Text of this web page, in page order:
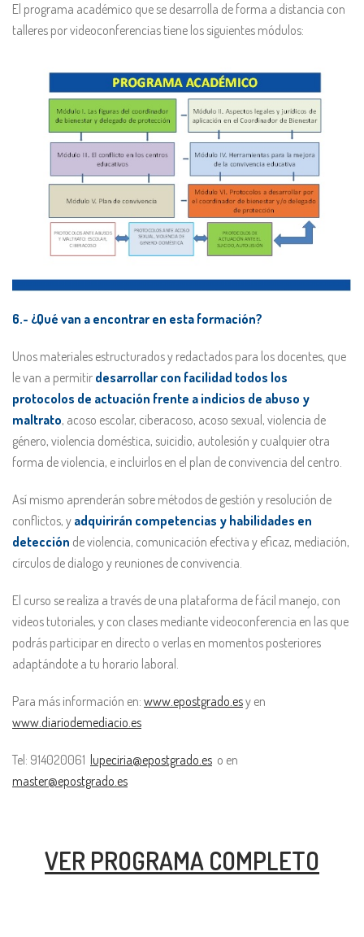
El programa académico que se desarrolla de forma a distancia con
talleres por videoconferencias tiene los siguientes módulos:
6.- ¿Qué van a encontrar en esta formación?
Unos materiales estructurados y redactados para los docentes, que
le van a permitir desarrollar con facilidad todos los
protocolos de actuación frente a indicios de abuso y
maltrato, acoso escolar, ciberacoso, acoso sexual, violencia de
género, violencia doméstica, suicidio, autolesión y cualquier otra
forma de violencia, e incluirlos en el plan de convivencia del centro.
Así mismo aprenderán sobre métodos de gestión y resolución de
conflictos, y adquirirán competencias y habilidades en
detección de violencia, comunicación efectiva y eficaz, mediación,
círculos de dialogo y reuniones de convivencia.
El curso se realiza a través de una plataforma de fácil manejo, con
videos tutoriales, y con clases mediante videoconferencia en las que
podrás participar en directo o verlas en momentos posteriores
adaptándote a tu horario laboral.
Para más información en: www.epostgrado.esy en
www.diariodemediacio.es
Tel: 914020061 lupeciria@epostgrado.es o en
master@epostgrado.es
VER PROGRAMA COMPLETO